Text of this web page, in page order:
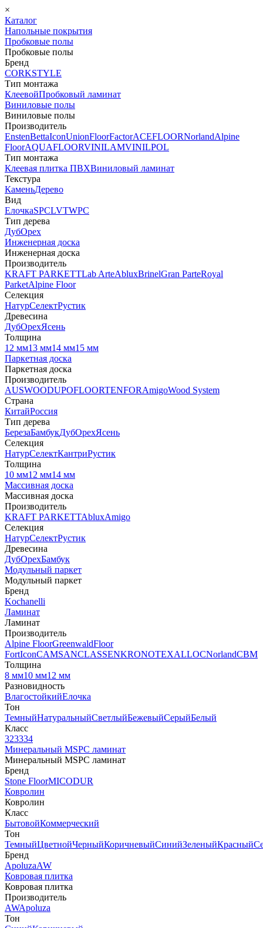
×
Каталог
Напольные покрытия
Пробковые полы
Пробковые полы
Бренд
CORKSTYLE
Тип монтажа
КлеевойПробковый ламинат
Виниловые полы
Виниловые полы
Производитель
EnstenBettaIconUnionFloorFactorACEFLOORNorlandAlpine
FloorAQUAFLOORVINILAMVINILPOL
Тип монтажа
Клеевая плитка ПВХВиниловый ламинат
Текстура
КаменьДерево
Вид
ЕлочкаSPCLVTWPC
Тип дерева
ДубОрех
Инженерная доска
Инженерная доска
Производитель
KRAFT PARKETTLab ArteAbluxBrinelGran ParteRoyal
ParketAlpine Floor
Селекция
НатурСелектРустик
Древесина
ДубОрехЯсень
Толщина
12 мм13 мм14 мм15 мм
Паркетная доска
Паркетная доска
Производитель
AUSWOODUPOFLOORTENFORAmigoWood System
Страна
КитайРоссия
Тип дерева
БерезаБамбукДубОрехЯсень
Селекция
НатурСелектКантриРустик
Толщина
10 мм12 мм14 мм
Массивная доска
Массивная доска
Производитель
KRAFT PARKETTAbluxAmigo
Селекция
НатурСелектРустик
Древесина
ДубОрехБамбук
Модульный паркет
Модульный паркет
Бренд
Kochanelli
Ламинат
Ламинат
Производитель
Alpine FloorGreenwaldFloor
FortIconCAMSANCLASSENKRONOTEXALLOCNorlandCBM
Толщина
8 мм10 мм12 мм
Разновидность
ВлагостойкийЕлочка
Тон
ТемныйНатуральныйСветлыйБежевыйСерыйБелый
Класс
323334
Минеральный MSPC ламинат
Минеральный MSPC ламинат
Бренд
Stone FloorMICODUR
Ковролин
Ковролин
Класс
БытовойКоммерческий
Тон
ТемныйЦветнойЧерныйКоричневыйСинийЗеленыйКрасный
Бренд
ApoluzaAW
Ковровая плитка
Ковровая плитка
Производитель
AWApoluza
Тон